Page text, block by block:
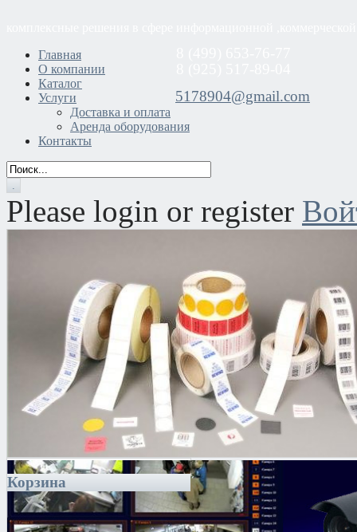
5178904@gmail.com
Главная
О компании
Каталог
Услуги
Доставка и оплата
Аренда оборудования
Контакты
Please login or register
Корзина